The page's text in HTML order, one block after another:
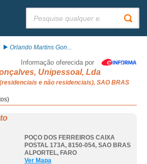
Orlando Martins Gon...
Informação oferecida por
Unipessoal, Lda
e não residenciais), SAO BRAS
POÇO DOS FERREIROS CAIXA
POSTAL 173A, 8150-054, SAO BRAS
ALPORTEL, FARO
Ver Mapa